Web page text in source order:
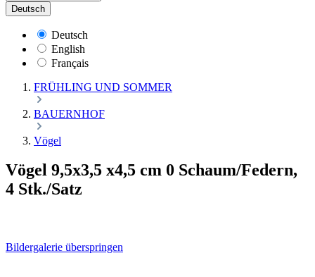
Deutsch
Deutsch
English
Français
FRÜHLING UND SOMMER
BAUERNHOF
Vögel
Vögel 9,5x3,5 x4,5 cm 0 Schaum/Federn,
4 Stk./Satz
Bildergalerie überspringen